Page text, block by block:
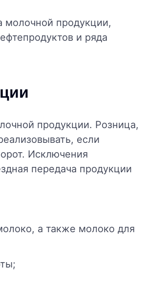
молочной продукции,
и ряда
продукции. Розница,
если
Исключения
передача продукции
а также молоко для